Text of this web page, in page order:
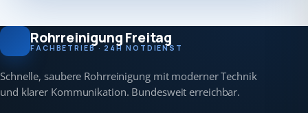
Rohrreinigung Freitag
FACHBETRIEB · 24H NOTDIENST
Schnelle, saubere Rohrreinigung mit moderner Technik
und klarer Kommunikation. Bundesweit erreichbar.